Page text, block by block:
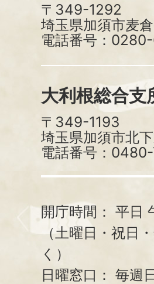
〒349-1292
埼玉県加須市麦
電話番号：0280-
大利根総合支
〒349-1193
埼玉県加須市北
電話番号：0480-
開庁時間： 平日
（土曜日・祝日
く）
日曜窓口： 毎週